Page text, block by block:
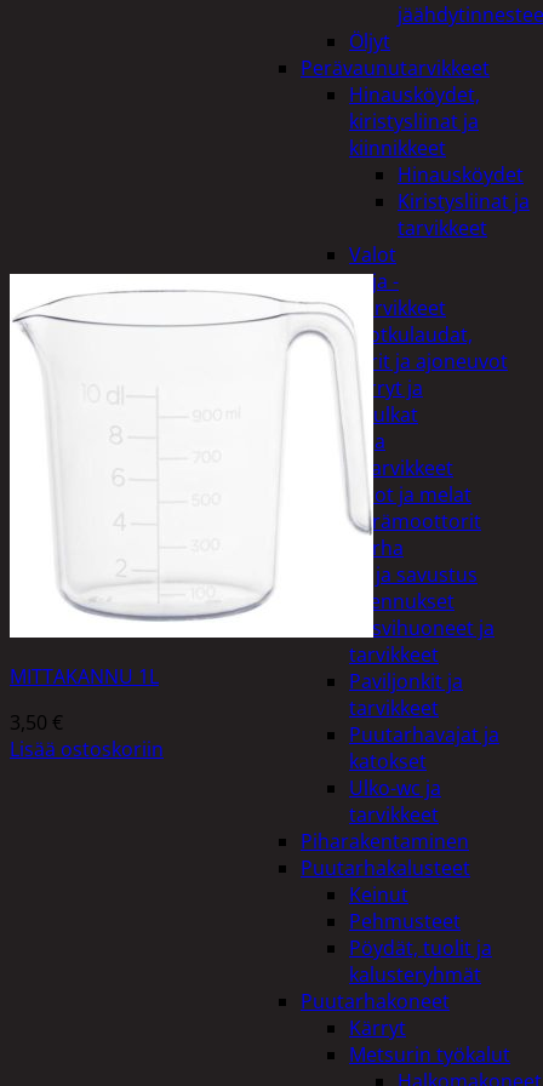
Öljyt
Perävaunutarvikkeet
Hinausköydet,
kiristysliinat ja
kiinnikkeet
Hinausköydet
Kiristysliinat ja
tarvikkeet
Valot
Rengas ja -
vannetarvikkeet
Sähköpotkulaudat,
skootterit ja ajoneuvot
Tukkikärryt ja
juontopulkat
Veneet ja
veneilytarvikkeet
Airot ja melat
Perämoottorit
Piha ja puutarha
Grillaus ja savustus
Piharakennukset
Kasvihuoneet ja
tarvikkeet
Paviljonkit ja
tarvikkeet
Puutarhavajat ja
katokset
Ulko-wc ja
tarvikkeet
Piharakentaminen
Puutarhakalusteet
Keinut
Pehmusteet
Pöydät, tuolit ja
kalusteryhmät
Puutarhakoneet
Kärryt
Metsurin työkalut
MITTAKANNU 1L
3,50 €
Lisää ostoskoriin